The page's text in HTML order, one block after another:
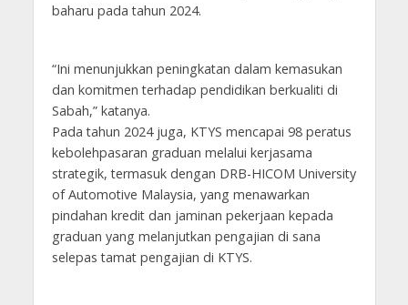
baharu pada tahun 2024.
“Ini menunjukkan peningkatan dalam kemasukan
dan komitmen terhadap pendidikan berkualiti di
Sabah,” katanya.
Pada tahun 2024 juga, KTYS mencapai 98 peratus
kebolehpasaran graduan melalui kerjasama
strategik, termasuk dengan DRB-HICOM University
of Automotive Malaysia, yang menawarkan
pindahan kredit dan jaminan pekerjaan kepada
graduan yang melanjutkan pengajian di sana
selepas tamat pengajian di KTYS.